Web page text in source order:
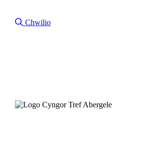
Chwilio Drwy Ein Gwefan
Chwilio